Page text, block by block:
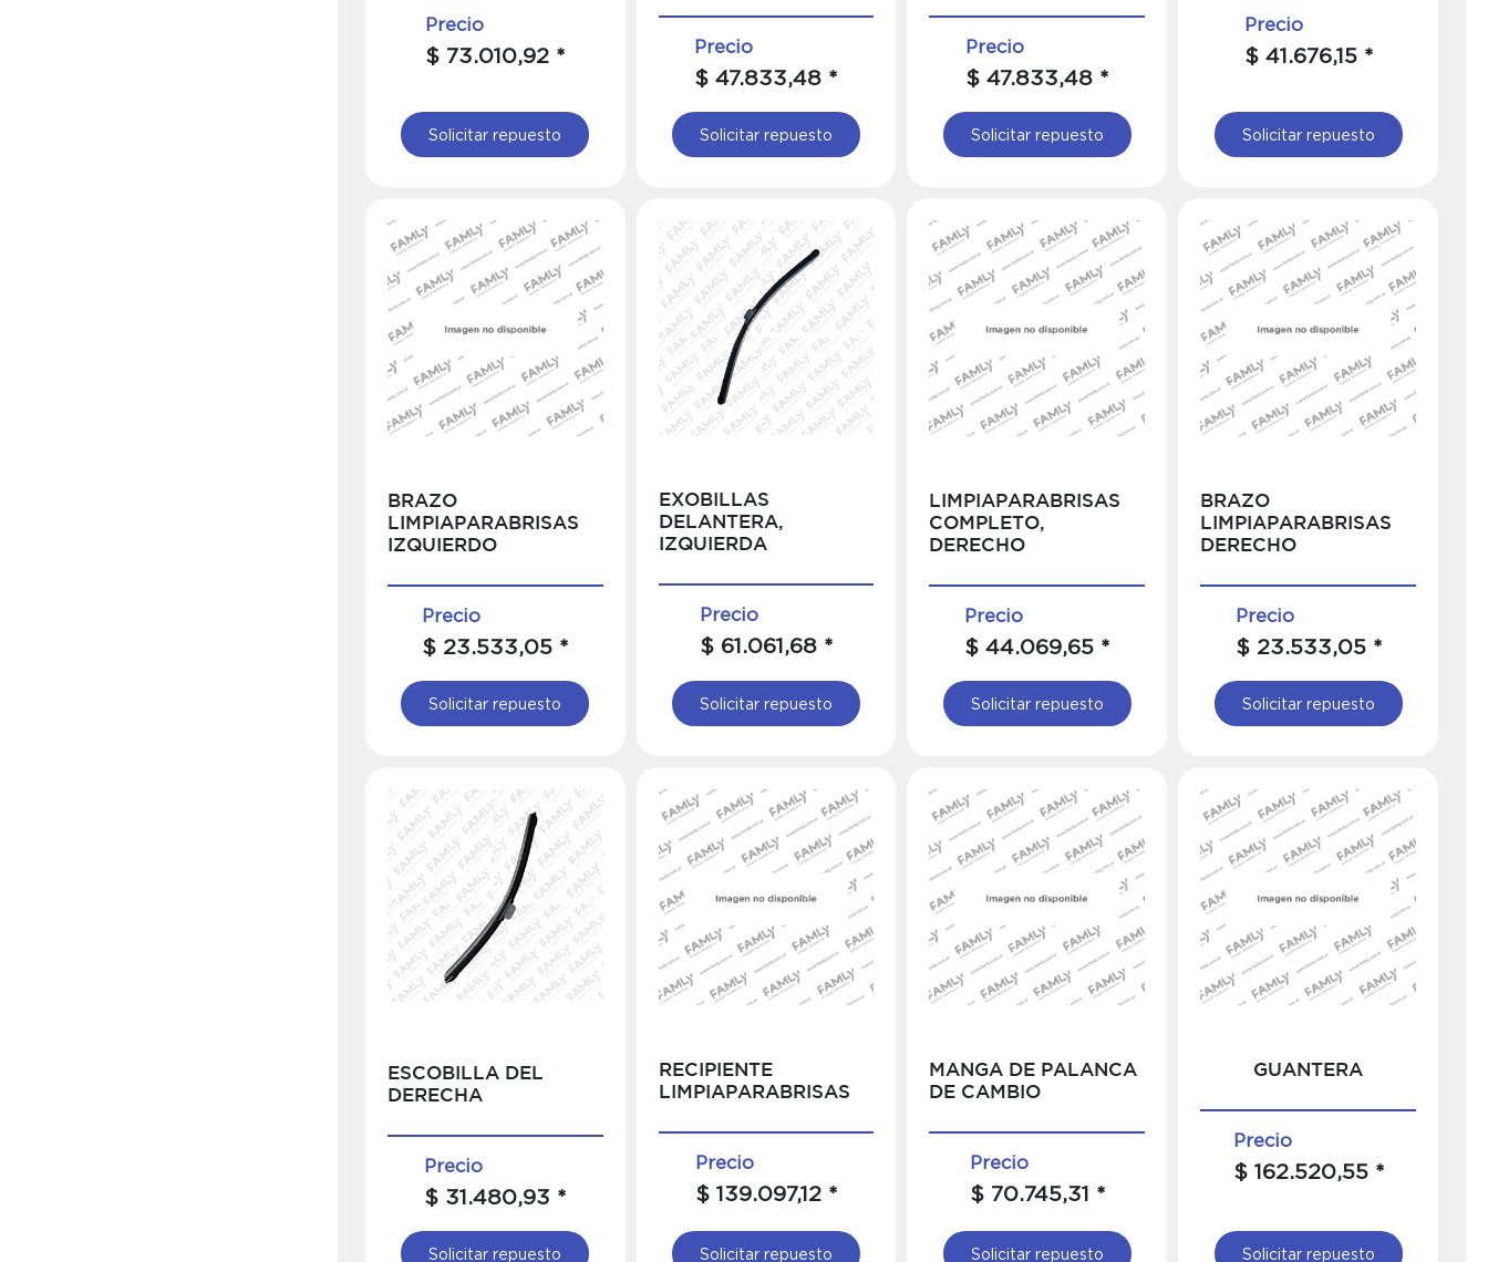
Precio
$ 73.010,92 *
Solicitar repuesto
Precio
$ 47.833,48 *
Solicitar repuesto
Precio
$ 47.833,48 *
Solicitar repuesto
Precio
$ 41.676,15 *
Solicitar repuesto
BRAZO
LIMPIAPARABRISAS
IZQUIERDO
Precio
$ 23.533,05 *
Solicitar repuesto
EXOBILLAS
DELANTERA,
IZQUIERDA
Precio
$ 61.061,68 *
Solicitar repuesto
LIMPIAPARABRISAS
COMPLETO,
DERECHO
Precio
$ 44.069,65 *
Solicitar repuesto
BRAZO
LIMPIAPARABRISAS
DERECHO
Precio
$ 23.533,05 *
Solicitar repuesto
ESCOBILLA DEL
DERECHA
Precio
$ 31.480,93 *
Solicitar repuesto
RECIPIENTE
LIMPIAPARABRISAS
Precio
$ 139.097,12 *
Solicitar repuesto
MANGA DE PALANCA
DE CAMBIO
Precio
$ 70.745,31 *
Solicitar repuesto
GUANTERA
Precio
$ 162.520,55 *
Solicitar repuesto